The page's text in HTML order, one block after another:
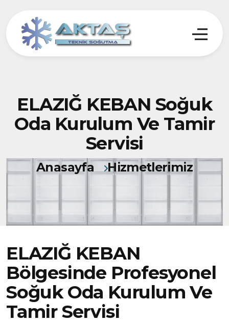
ELAZIĞ KEBAN Soğuk
Oda Kurulum Ve Tamir
Servisi
Anasayfa Hizmetlerimiz
ELAZIĞ KEBAN
Bölgesinde Profesyonel
Soğuk Oda Kurulum Ve
Tamir Servisi